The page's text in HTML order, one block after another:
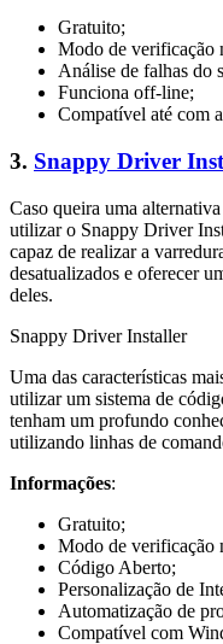
Gratuito;
Modo de verificação
Análise de falhas do
Funciona off-line;
Compatível até com
3. Snappy Driver
Caso queira uma
utilizar o Snappy Driver
capaz de realizar a
desatualizados e oferecer
deles.
Snappy Driver Installer
Uma das características
utilizar um sistema de
tenham um profundo
utilizando linhas de
Informações:
Gratuito;
Modo de verificação
Código Aberto;
Personalização de
Automatização de
Compatível com